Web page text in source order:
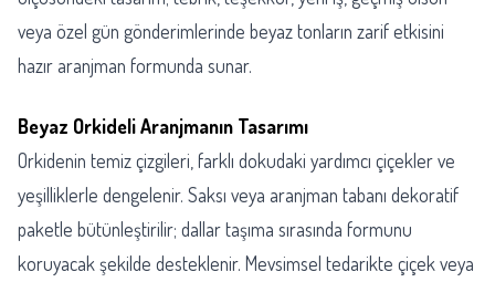
veya özel gün gönderimlerinde beyaz tonların zarif etkisini
hazır aranjman formunda sunar.
Beyaz Orkideli Aranjmanın Tasarımı
Orkidenin temiz çizgileri, farklı dokudaki yardımcı çiçekler ve
yeşilliklerle dengelenir. Saksı veya aranjman tabanı dekoratif
paketle bütünleştirilir; dallar taşıma sırasında formunu
koruyacak şekilde desteklenir. Mevsimsel tedarikte çiçek veya